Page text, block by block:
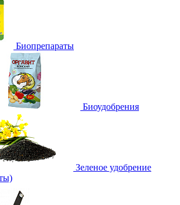
Биопрепараты
Биоудобрения
Зеленое удобрение